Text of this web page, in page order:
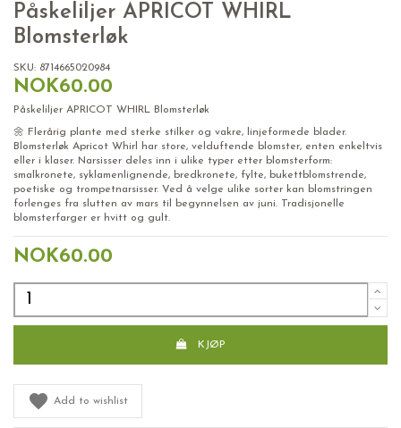
Påskeliljer APRICOT WHIRL
Blomsterløk
SKU: 8714665020984
NOK60.00
Påskeliljer APRICOT WHIRL Blomsterløk
🌼 Flerårig plante med sterke stilker og vakre, linjeformede blader.
Blomsterløk Apricot Whirl har store, velduftende blomster, enten enkeltvis
eller i klaser. Narsisser deles inn i ulike typer etter blomsterform:
smalkronete, syklamenlignende, bredkronete, fylte, bukettblomstrende,
poetiske og trompetnarsisser. Ved å velge ulike sorter kan blomstringen
forlenges fra slutten av mars til begynnelsen av juni. Tradisjonelle
blomsterfarger er hvitt og gult.
NOK60.00
KJØP
Add to wishlist